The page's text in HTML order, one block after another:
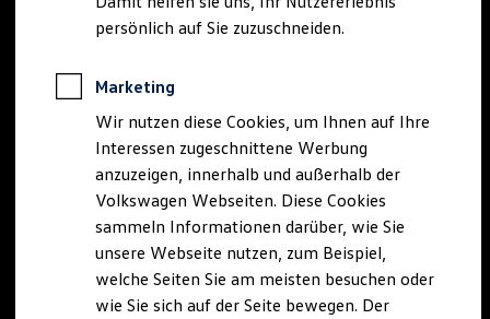
ID. EVERY1
Reichweite
Rekuperation
Laden unterwegs
Laden Zuhause
Ladestationen finden
Ladezeitensimulator
Batterie
Sicherheit
Nachhaltigkeit
Technologie
Kosten und Kauf
persönlich auf Sie zuzuschneiden.
Marketing
Wir nutzen diese Cookies, um Ihnen auf Ihre
Interessen zugeschnittene Werbung
anzuzeigen, innerhalb und außerhalb der
Volkswagen Webseiten. Diese Cookies
sammeln Informationen darüber, wie Sie
unsere Webseite nutzen, zum Beispiel,
welche Seiten Sie am meisten besuchen oder
wie Sie sich auf der Seite bewegen. Der